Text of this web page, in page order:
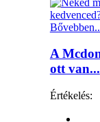
A
ott van...
Értékelés: